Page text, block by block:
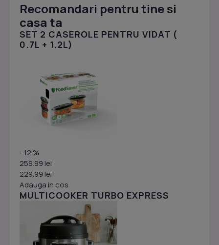
Recomandari pentru tine si
casa ta
SET 2 CASEROLE PENTRU VIDAT (
0.7L + 1.2L)
- 12 %
259.99 lei
229.99 lei
Adauga in cos
MULTICOOKER TURBO EXPRESS